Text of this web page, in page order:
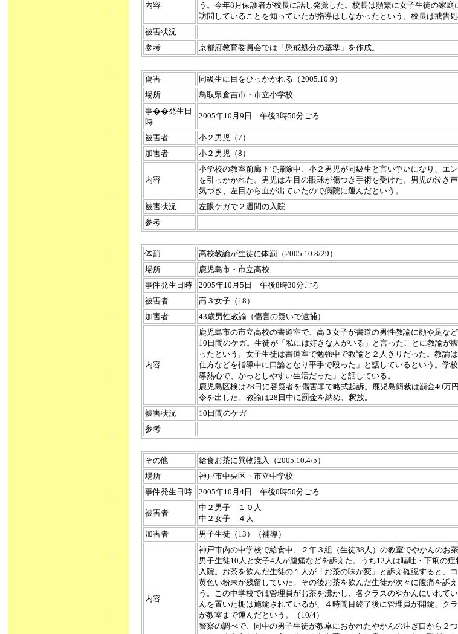
内容
う。今年8月保護者が校長に話し発覚した。校長は頻繁に女子生徒の家庭
訪問していることを知っていたが指導はしなかったという。校長は戒告処
被害状況
参考
京都府教育委員会では「懲戒処分の基準」を作成。
傷害
同級生に目をひっかかれる（2005.10.9）
場所
鳥取県倉吉市・市立小学校
事��発生日
時
2005年10月9日 午後3時50分ごろ
被害者
小２男児（7）
加害者
小２男児（8）
内容
小学校の教室前廊下で掃除中、小２男児が同級生と言い争いになり、エ
を引っかかれた。男児は左目の眼球が傷つき手術を受けた。男児の泣き
気づき、左目から血が出ていたので病院に運んだという。
被害状況
左眼ケガで２週間の入院
参考
体罰
高校教諭が生徒に体罰（2005.10.8/29）
場所
鹿児島市・市立高校
事件発生日時
2005年10月5日 午後8時30分ごろ
被害者
高３女子（18）
加害者
43歳男性教諭（傷害の疑いで逮捕）
内容
鹿児島市の市立高校の書道室で、高３女子が書道の男性教諭に顔や足な
10日間のケガ。生徒が「私には好きな人がいる」と言ったことに教諭が
ったという。女子生徒は書道室で勉強中で教諭と２人きりだった。教諭
仕方などを指導中に口論となり平手で殴った」と話しているという。学
導熱心で、かっとしやすい生活だった」と話している。
鹿児島区検は28日に容疑者を傷害罪で略式起訴。鹿児島簡裁は罰金40万
令を出した。教諭は28日中に罰金を納め、釈放。
被害状況
10日間のケガ
参考
その他
給食お茶に異物混入（2005.10.4/5）
場所
神戸市中央区・市立中学校
事件発生日時
2005年10月4日 午後0時50分ごろ
被害者
中２男子 １０人
中２女子 ４人
加害者
男子生徒（13）（補導）
内容
神戸市内の中学校で給食中、２年３組（生徒38人）の教室でやかんのお
男子生徒10人と女子4人が腹痛などを訴えた。うち12人は嘔吐・下痢の症
入院。お茶を飲んだ生徒の１人が「お茶の味が変」と訴え確認すると、
黄色い粉末が残留していた。その後お茶を飲んだ生徒が次々に腹痛を訴
う。この中学校では管理員がお茶を沸かし、各クラスのやかんにいれて
んを置いた棚は施錠されているが、４時間目終了後に管理員が開錠、ク
が教室まで運んだという。（10/4）
警察の調べで、同中の男子生徒が教卓におかれたやかんの注ぎ口から２